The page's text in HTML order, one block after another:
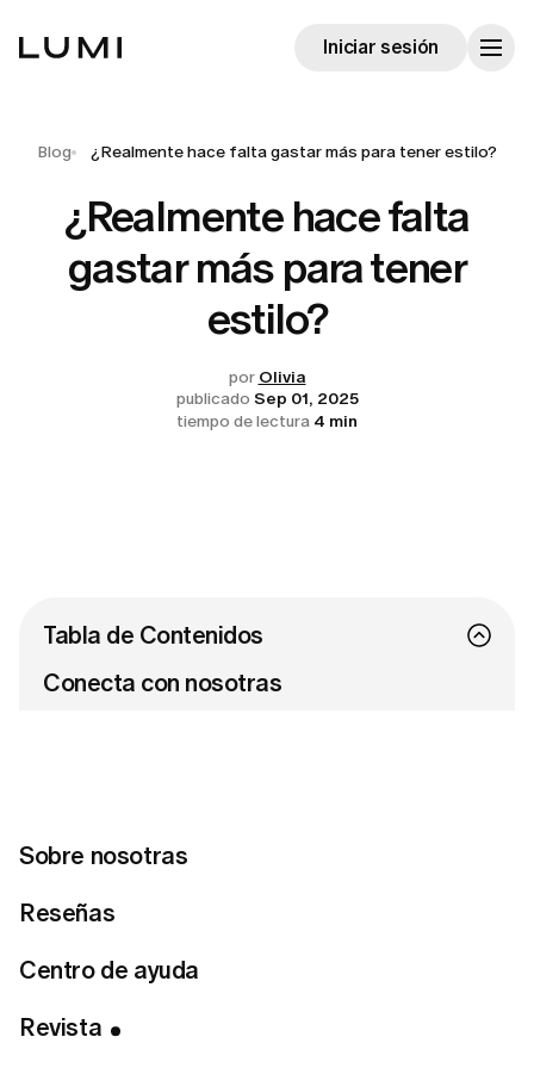
Sobre nosotras
Reseñas
Centro de ayuda
Revista
Iniciar sesión
Blog ¿Realmente hace falta gastar más para tener estilo?
¿Realmente hace falta
gastar más para tener
estilo?
por Olivia
publicado Sep 01, 2025
tiempo de lectura 4 min
Te contamos cómo lucir impecable y sofisticada,
Prioriza un ajuste perfecto
Tabla de Contenidos
Conecta con nosotras
Haz el test de estilo